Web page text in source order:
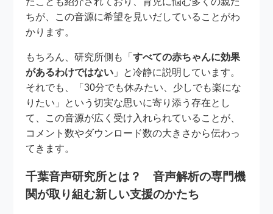
ちが、この音源に希望を見いだしていることがわ
かります。
もちろん、研究所側も「すべての赤ちゃんに効果
があるわけではない 」と冷静に説明しています。
それでも、「30分でも休みたい、少しでも楽にな
りたい」という切実な思いに寄り添う存在とし
て、この音源が広く受け入れられていることが、
コメント数やダウンロード数の大きさから伝わっ
てきます。
千葉音声研究所とは？ 音声解析の専門機
関が取り組む新しい支援のかたち